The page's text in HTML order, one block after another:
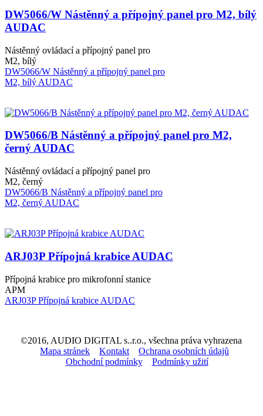
DW5066/W Nástěnný a přípojný panel pro M2, bílý
AUDAC
Nástěnný ovládací a přípojný panel pro
M2, bílý
DW5066/W Nástěnný a přípojný panel pro
M2, bílý AUDAC
DW5066/B Nástěnný a přípojný panel pro M2,
černý AUDAC
Nástěnný ovládací a přípojný panel pro
M2, černý
DW5066/B Nástěnný a přípojný panel pro
M2, černý AUDAC
ARJ03P Přípojná krabice AUDAC
Přípojná krabice pro mikrofonní stanice
APM
ARJ03P Přípojná krabice AUDAC
©2016, AUDIO DIGITAL s..r.o., všechna práva vyhrazena
Mapa stránek
Kontakt
Ochrana osobních údajů
Obchodní podmínky
Podmínky užití